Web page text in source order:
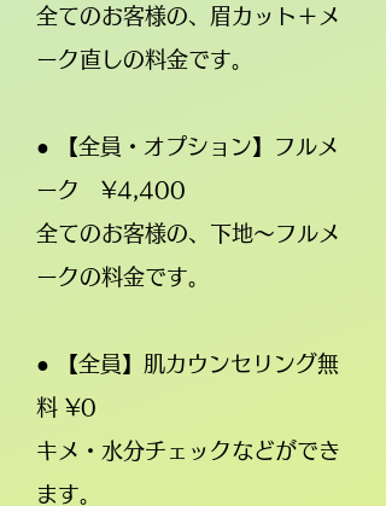
全てのお客様の、眉カット＋メ
ーク直しの料金です。
● 【全員・オプション】フルメ
ーク ¥4,400
全てのお客様の、下地～フルメ
ークの料金です。
● 【全員】肌カウンセリング無
料 ¥0
キメ・水分チェックなどができ
ます。